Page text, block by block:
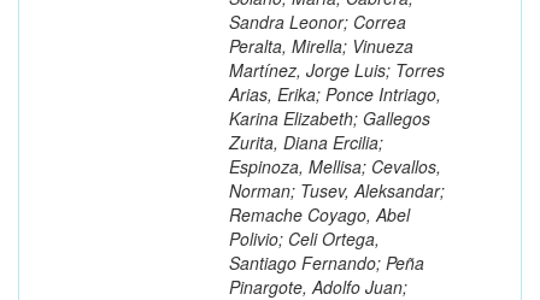
Sandra Leonor; Correa
Peralta, Mirella; Vinueza
Martínez, Jorge Luis; Torres
Arias, Erika; Ponce Intriago,
Karina Elizabeth; Gallegos
Zurita, Diana Ercilia;
Espinoza, Mellisa; Cevallos,
Norman; Tusev, Aleksandar;
Remache Coyago, Abel
Polivio; Celi Ortega,
Santiago Fernando; Peña
Pinargote, Adolfo Juan;